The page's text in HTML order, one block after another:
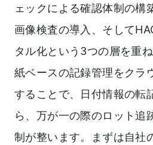
ェックによる確認体制の構
画像検査の導入、そして
タル化という3つの層を重
紙ベースの記録管理をクラ
することで、日付情報の転
ら、万が一の際のロット追
制が整います。まずは自社